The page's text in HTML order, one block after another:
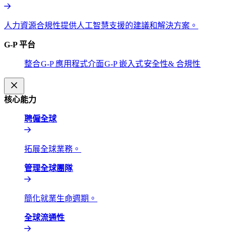
人力資源合規性提供人工智慧支援的建議和解決方案。​​
G-P 平台​​
整合​​G-P 應用程式介面​​G-P 嵌入式​​安全性& 合規性​​
核心能力​​
聘僱全球​​
拓展全球業務。​​
管理全球團隊​​
簡化就業生命週期。​​
全球流通性​​